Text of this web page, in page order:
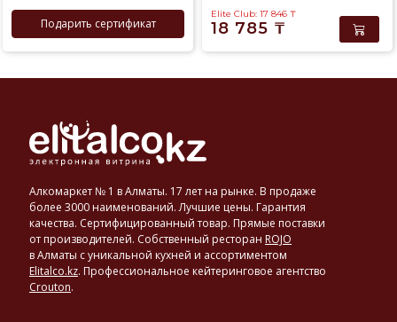
Подарить сертификат
Elite Club: 17 846 ₸
18 785 ₸
Алкомаркет № 1 в Алматы. 17 лет на рынке. В продаже
более 3000 наименований. Лучшие цены. Гарантия
качества. Сертифицированный товар. Прямые поставки
от производителей. Собственный ресторан ROJO
в Алматы с уникальной кухней и ассортиментом
Elitalco.kz. Профессиональное кейтеринговое агентство
Crouton.